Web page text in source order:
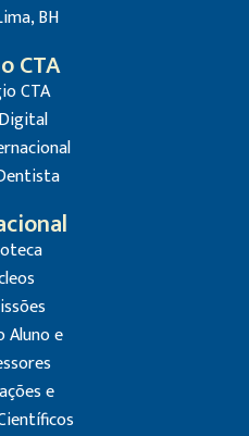
BH
CTA
CTA
Aluno e
e